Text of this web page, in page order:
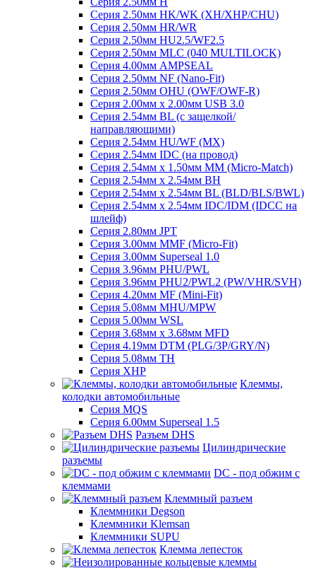
Серия 2.50мм HK/WK (XH/XHP/CHU)
Серия 2.50мм HR/WR
Серия 2.50мм HU2.5/WF2.5
Серия 2.50мм MLC (040 MULTILOCK)
Серия 4.00мм AMPSEAL
Серия 2.50мм NF (Nano-Fit)
Серия 2.50мм OHU (OWF/OWF-R)
Серия 2.00мм x 2.00мм USB 3.0
Серия 2.54мм BL (с защелкой/
направляющими)
Серия 2.54мм HU/WF (MX)
Серия 2.54мм IDC (на провод)
Серия 2.54мм х 1.50мм MM (Micro-Match)
Серия 2.54мм х 2.54мм BH
Серия 2.54мм х 2.54мм BL (BLD/BLS/BWL)
Серия 2.54мм х 2.54мм IDC/IDM (IDCC на
шлейф)
Серия 2.80мм JPT
Серия 3.00мм MMF (Micro-Fit)
Серия 3.00мм Superseal 1.0
Серия 3.96мм PHU/PWL
Серия 3.96мм PHU2/PWL2 (PW/VHR/SVH)
Серия 4.20мм MF (Mini-Fit)
Серия 5.08мм MHU/MPW
Серия 5.00мм WSL
Серия 3.68мм х 3.68мм MFD
Серия 4.19мм DTM (PLG/3P/GRY/N)
Серия 5.08мм TH
Серия XHP
Клеммы,
колодки автомобильные
Серия MQS
Серия 6.00мм Superseal 1.5
Разъем DHS
Цилиндрические
разъемы
DC - под обжим с
клеммами
Клеммный разъем
Клеммники Degson
Клеммники Klemsan
Клеммники SUPU
Клемма лепесток